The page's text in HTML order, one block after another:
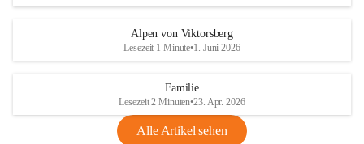
Alpen von Viktorsberg
Lesezeit 1 Minute•1. Juni 2026
Familie
Lesezeit 2 Minuten•23. Apr. 2026
Alle Artikel sehen